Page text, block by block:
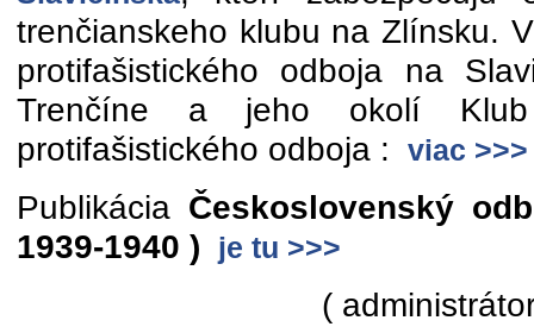
trenčianskeho klubu na Zlínsku.
protifašistického odboja na
Trenčíne a jeho okolí Klub
protifašistického odboja :
viac >>>
Publikácia Československý
1939-1940 )
je tu >>>
(